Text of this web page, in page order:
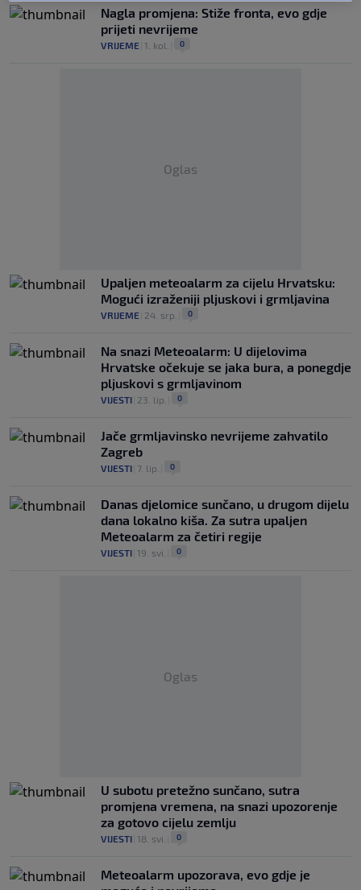
Nagla promjena: Stiže fronta, evo gdje
prijeti nevrijeme
VRIJEME 1. kol. 0
Oglas
Upaljen meteoalarm za cijelu Hrvatsku:
Mogući izraženiji pljuskovi i grmljavina
VRIJEME 24. srp. 0
Na snazi Meteoalarm: U dijelovima
Hrvatske očekuje se jaka bura, a ponegdje
pljuskovi s grmljavinom
VIJESTI 23. lip. 0
Jače grmljavinsko nevrijeme zahvatilo
Zagreb
VIJESTI 7. lip. 0
Danas djelomice sunčano, u drugom dijelu
dana lokalno kiša. Za sutra upaljen
Meteoalarm za četiri regije
VIJESTI 19. svi. 0
Oglas
U subotu pretežno sunčano, sutra
promjena vremena, na snazi upozorenje
za gotovo cijelu zemlju
VIJESTI 18. svi. 0
Meteoalarm upozorava, evo gdje je